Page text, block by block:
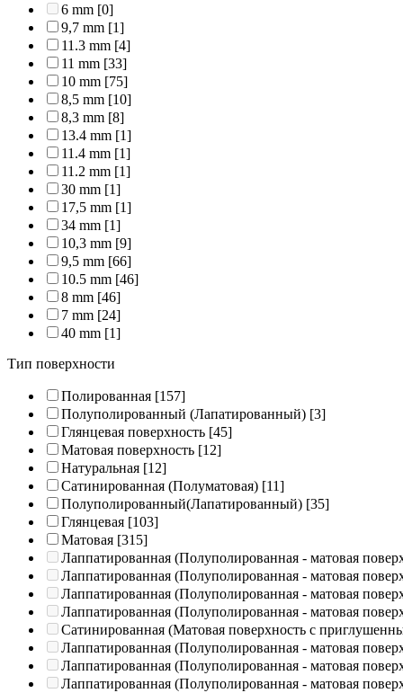
6 mm [0]
9,7 mm [1]
11.3 mm [4]
11 mm [33]
10 mm [75]
8,5 mm [10]
8,3 mm [8]
13.4 mm [1]
11.4 mm [1]
11.2 mm [1]
30 mm [1]
17,5 mm [1]
34 mm [1]
10,3 mm [9]
9,5 mm [66]
10.5 mm [46]
8 mm [46]
7 mm [24]
40 mm [1]
Тип поверхности
Полированная [157]
Полуполированный (Лапатированный) [3]
Глянцевая поверхность [45]
Матовая поверхность [12]
Натуральная [12]
Сатинированная (Полуматовая) [11]
Полуполированный(Лапатированный) [35]
Глянцевая [103]
Матовая [315]
Лаппатированная (Полуполированная - матовая
Лаппатированная (Полуполированная - матовая
Лаппатированная (Полуполированная - матовая
Лаппатированная (Полуполированная - матовая
Сатинированная (Матовая поверхность с
Лаппатированная (Полуполированная - матовая
Лаппатированная (Полуполированная - матовая
Лаппатированная (Полуполированная - матовая